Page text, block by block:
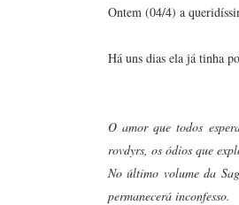
Ontem (04/4) a
Há uns dias ela já tinha
O amor que todos
rovdyrs, os ódios que
No último volume da
permanecerá inconfesso.